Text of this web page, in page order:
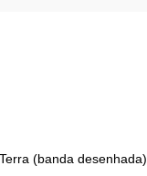
(banda desenhada)